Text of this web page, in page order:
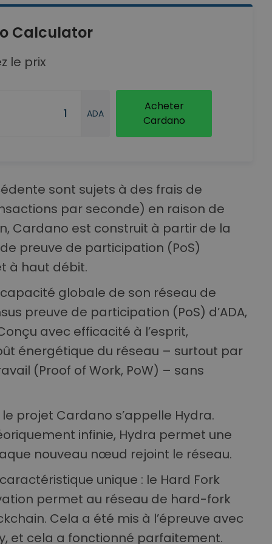
Calculator
le prix
ADA
Acheter
Cardano
sont sujets à des frais de
par seconde) en raison de
Cardano est construit à partir de la
preuve de participation (PoS)
à haut débit.
globale de son réseau de
preuve de participation (PoS) d’ADA,
avec efficacité à l’esprit,
énergétique du réseau – surtout par
(Proof of Work, PoW) – sans
projet Cardano s’appelle Hydra.
infinie, Hydra permet une
nouveau nœud rejoint le réseau.
unique : le Hard Fork
permet au réseau de hard-fork
Cela a été mis à l’épreuve avec
et cela a fonctionné parfaitement.